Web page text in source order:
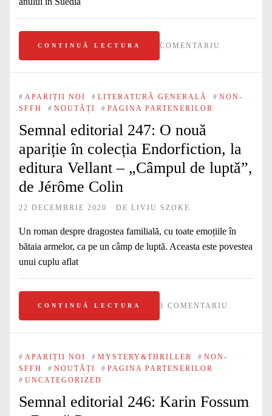
CONTINUĂ LECTURA COMENTARIU
# APARIȚII NOI # LITERATURĂ GENERALĂ # NON-
SFFH
# NOUTĂȚI # PAGINA PARTENERILOR
Semnal editorial 247: O nouă
apariție în colecția Endorfiction, la
editura Vellant – „Câmpul de luptă”,
de Jérôme Colin
22 DECEMBRIE 2020 DE LIVIU SZOKE
Un roman despre dragostea familială, cu toate emoțiile în
bătaia armelor, ca pe un câmp de luptă. Aceasta este povestea
unui cuplu aflat
CONTINUĂ LECTURA 1 COMENTARIU
# APARIȚII NOI # MYSTERY&THRILLER # NON-
SFFH
# NOUTĂȚI # PAGINA PARTENERILOR
# UNCATEGORIZED
Semnal editorial 246: Karin Fossum